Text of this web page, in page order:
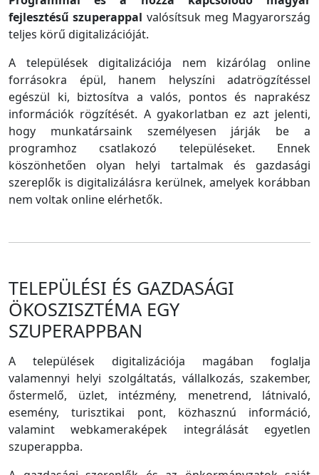
fejlesztésű szuperappal valósítsuk meg Magyarország
teljes körű digitalizációját.
A települések digitalizációja nem kizárólag online
forrásokra épül, hanem helyszíni adatrögzítéssel
egészül ki, biztosítva a valós, pontos és naprakész
információk rögzítését. A gyakorlatban ez azt jelenti,
hogy munkatársaink személyesen járják be a
programhoz csatlakozó településeket. Ennek
köszönhetően olyan helyi tartalmak és gazdasági
szereplők is digitalizálásra kerülnek, amelyek korábban
nem voltak online elérhetők.
TELEPÜLÉSI ÉS GAZDASÁGI
ÖKOSZISZTÉMA EGY
SZUPERAPPBAN
A települések digitalizációja magában foglalja
valamennyi helyi szolgáltatás, vállalkozás, szakember,
őstermelő, üzlet, intézmény, menetrend, látnivaló,
esemény, turisztikai pont, közhasznú információ,
valamint webkameraképek integrálását egyetlen
szuperappba.